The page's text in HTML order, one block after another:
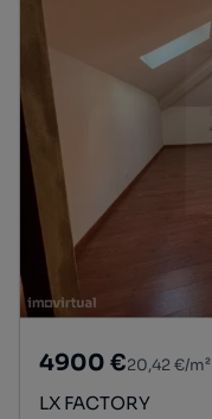
4900 €20,42 €/m²
LX FACTORY